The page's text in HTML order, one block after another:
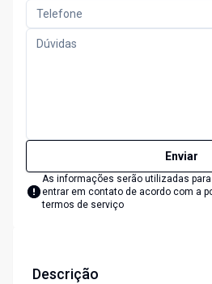
Enviar
As informações serão utilizadas
entrar em contato de acordo com a
termos de serviço
Descrição